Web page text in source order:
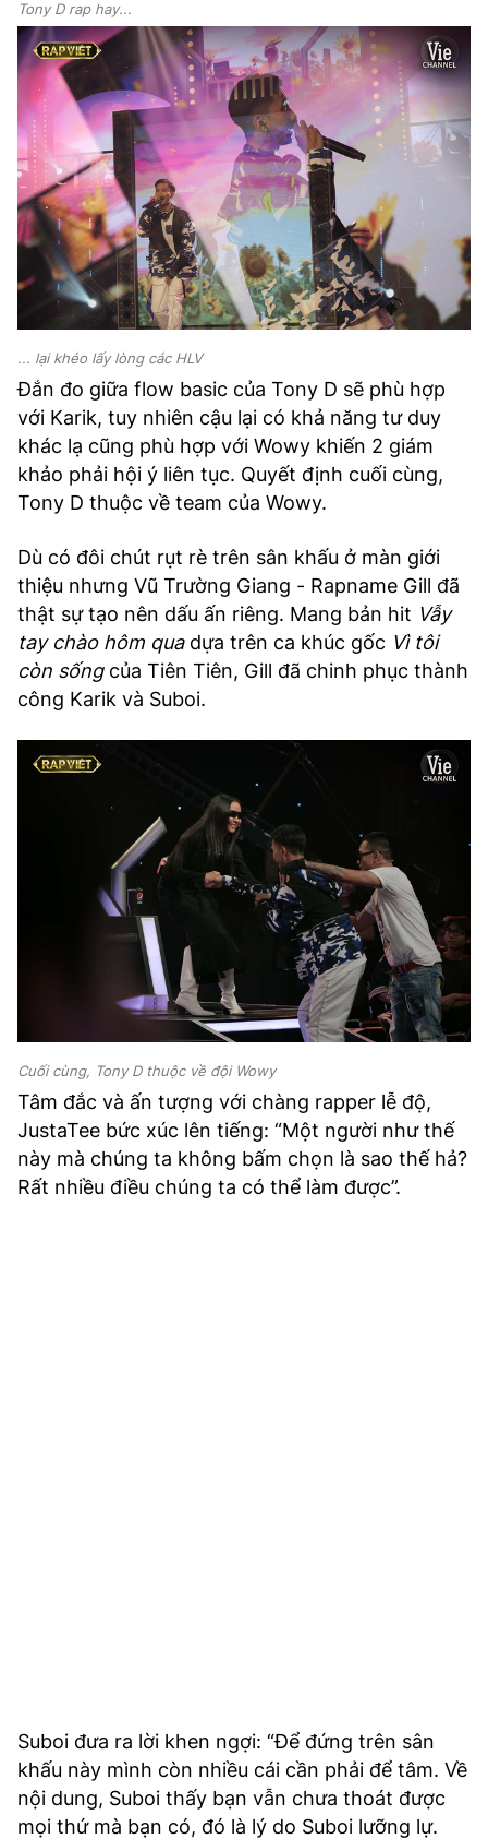
Tony D rap hay...
... lại khéo lấy lòng các HLV
Đắn đo giữa flow basic của Tony D sẽ phù hợp
với Karik, tuy nhiên cậu lại có khả năng tư duy
khác lạ cũng phù hợp với Wowy khiến 2 giám
khảo phải hội ý liên tục. Quyết định cuối cùng,
Tony D thuộc về team của Wowy.
Dù có đôi chút rụt rè trên sân khấu ở màn giới
thiệu nhưng Vũ Trường Giang - Rapname Gill đã
thật sự tạo nên dấu ấn riêng. Mang bản hit Vẫy
tay chào hôm qua dựa trên ca khúc gốc Vì tôi
còn sốngcủa Tiên Tiên, Gill đã chinh phục thành
công Karik và Suboi.
Cuối cùng, Tony D thuộc về đội Wowy
Tâm đắc và ấn tượng với chàng rapper lễ độ,
JustaTee bức xúc lên tiếng: “Một người như thế
này mà chúng ta không bấm chọn là sao thế hả?
Rất nhiều điều chúng ta có thể làm được”.
Suboi đưa ra lời khen ngợi: “Để đứng trên sân
khấu này mình còn nhiều cái cần phải để tâm. Về
nội dung, Suboi thấy bạn vẫn chưa thoát được
mọi thứ mà bạn có, đó là lý do Suboi lưỡng lự.